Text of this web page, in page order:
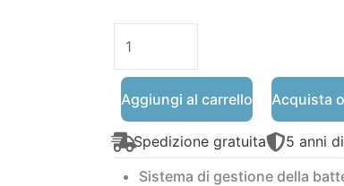
1.098€.
LiFePO4
12V
100Ah
con
100A
BMS
Aggiungi al carrello Acquista
Spedizione gratuita 5 anni
Sistema di gestione della